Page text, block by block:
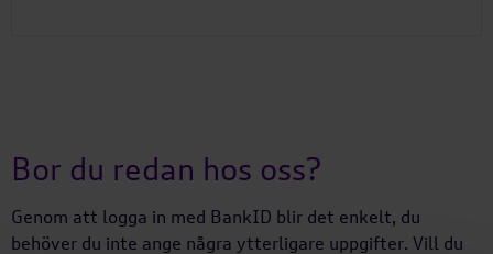
Bor du redan hos oss?
Genom att logga in med BankID blir det enkelt, du
behöver du inte ange några ytterligare uppgifter. Vill du